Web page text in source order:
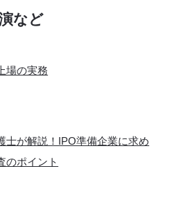
など
場の実務
士が解説！IPO準備企業に求め
のポイント